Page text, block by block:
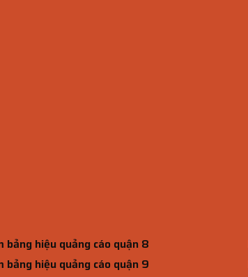
bảng hiệu quảng cáo quận 8
bảng hiệu quảng cáo quận 9